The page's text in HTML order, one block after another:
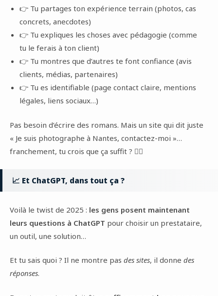
👉 Tu partages ton expérience terrain (photos, cas
concrets, anecdotes)
👉 Tu expliques les choses avec pédagogie (comme
tu le ferais à ton client)
👉 Tu montres que d’autres te font confiance (avis
clients, médias, partenaires)
👉 Tu es identifiable (page contact claire, mentions
légales, liens sociaux…)
Pas besoin d’écrire des romans. Mais un site qui dit juste
« Je suis photographe à Nantes, contactez-moi »…
franchement, tu crois que ça suffit ? 🤷‍♂️
📈 Et ChatGPT, dans tout ça ?
Voilà le twist de 2025 : les gens posent maintenant
leurs questions à ChatGPT pour choisir un prestataire,
un outil, une solution…
Et tu sais quoi ? Il ne montre pas des sites, il donne des
réponses.